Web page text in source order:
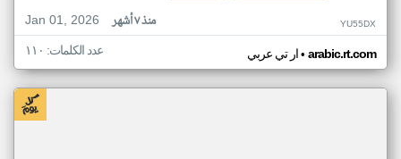
Jan 01, 2026
منذ ٧ أشهر YU55DX
ار تي عربي• arabic.rt.com عدد الكلمات: ١١٠